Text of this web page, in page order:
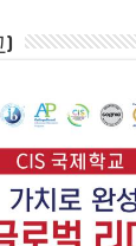
)